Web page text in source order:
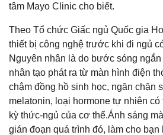
tâm Mayo Clinic cho biết.
Theo Tổ chức Giấc ngủ Quốc gia
thiết bị công nghệ trước khi đi ngủ
Nguyên nhân là do bước sóng
nhân tạo phát ra từ màn hình điện
chậm đồng hồ sinh học, ngăn chặn
melatonin, loại hormone tự nhiên
kỳ thức-ngủ của cơ thể.Ánh sáng
gián đoạn quá trình đó, làm cho bạn